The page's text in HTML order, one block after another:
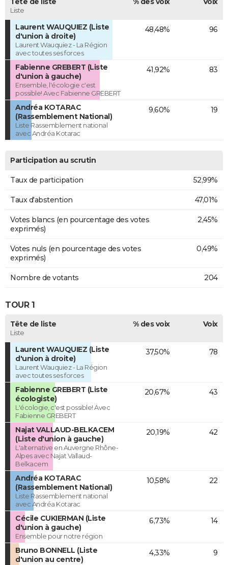
Liste
Laurent WAUQUIEZ (Liste
d'union à droite)
Laurent Wauquiez - La Région
avec toutes ses forces
48,48% 96
Fabienne GREBERT (Liste
d'union à gauche)
Ensemble, l'écologie c'est
possible! Avec Fabienne GREBERT
41,92% 83
Andréa KOTARAC
(Rassemblement National)
Liste Rassemblement national
avec Andréa Kotarac
9,60% 19
Participation au scrutin
Taux de participation 52,99%
Taux d'abstention 47,01%
Votes blancs (en pourcentage des votes
exprimés)
2,45%
Votes nuls (en pourcentage des votes
exprimés)
0,49%
Nombre de votants 204
TOUR 1
Tête de liste
Liste
% des voix Voix
Laurent WAUQUIEZ (Liste
d'union à droite)
Laurent Wauquiez - La Région
avec toutes ses forces
37,50% 78
Fabienne GREBERT (Liste
écologiste)
L'écologie, c'est possible! Avec
Fabienne GREBERT
20,67% 43
Najat VALLAUD-BELKACEM
(Liste d'union à gauche)
L'alternative en Auvergne Rhône-
Alpes avec Najat Vallaud-
Belkacem
20,19% 42
Andréa KOTARAC
(Rassemblement National)
Liste Rassemblement national
avec Andréa Kotarac
10,58% 22
Cécile CUKIERMAN (Liste
d'union à gauche)
Ensemble pour notre région
6,73% 14
Bruno BONNELL (Liste
d'union au centre)
4,33% 9